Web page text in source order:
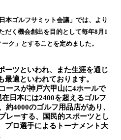
本ゴルフサミット会議」では、より
だく機会創出を目的として毎年8月1
ク」とすることを定めました。
ーツといわれ、また生涯を通じ
適といわれております。
ースが神戸六甲山に4ホールで
日本には2400を超えるゴルフ
約4000のゴルフ用品店があり、
レーする、国民的スポーツとし
プロ選手によるトーナメント大